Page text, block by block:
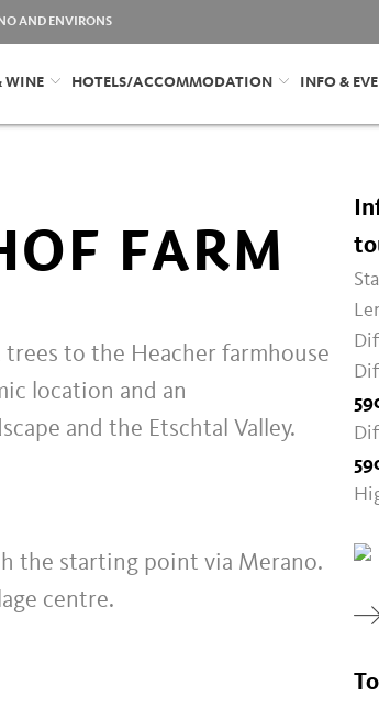
AND ENVIRONS
WINE HOTELS/ACCOMMODATION INFO &
FARM
to the Heacher farmhouse
location and an
and the Etschtal Valley.
the starting point via Merano.
centre.